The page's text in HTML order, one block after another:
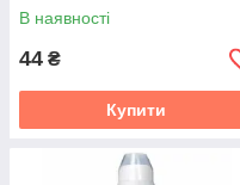
В наявності
44 ₴
Купити